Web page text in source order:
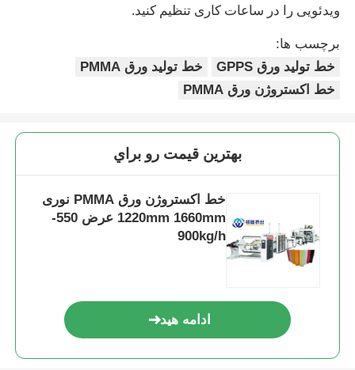
ویدئویی را در ساعات کاری تنظیم کنید.
برچسب ها:
خط تولید ورق GPPS
خط تولید ورق PMMA
خط اکستروژن ورق PMMA
بهترين قيمت رو براي
خط اکستروژن ورق PMMA نوری
1220mm 1660mm عرض 550-
900kg/h
ادامه هید